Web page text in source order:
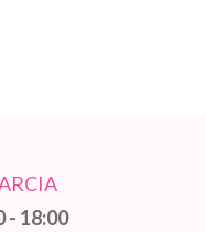
- 18:00